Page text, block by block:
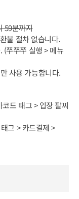
59분까지
불 절차 없습니다.
(쭈쭈쭈 실행 > 메뉴
사용 가능합니다.
드 태그 > 입장 팔찌
그 > 카드결제 >